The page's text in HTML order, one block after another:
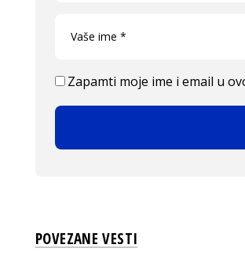
Zapamti moje ime i email u
POVEZANE VESTI